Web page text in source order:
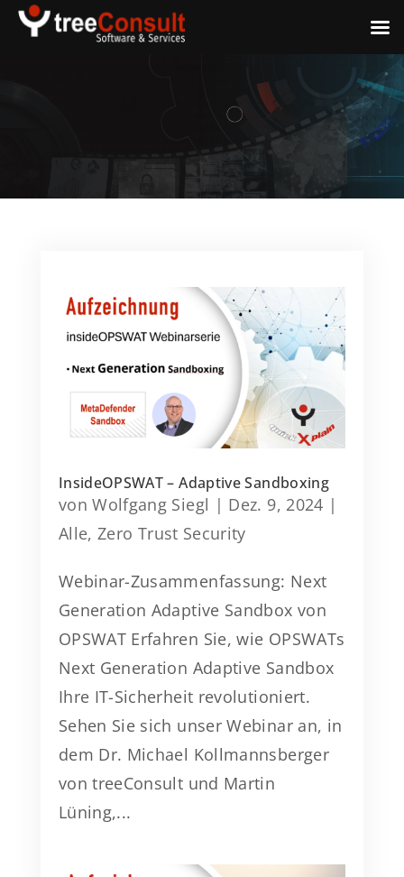
InsideOPSWAT – Adaptive Sandboxing
vonWolfgang Siegl | Dez. 9, 2024 |
Alle, Zero Trust Security
Webinar-Zusammenfassung: Next
Generation Adaptive Sandbox von
OPSWAT Erfahren Sie, wie OPSWATs
Next Generation Adaptive Sandbox
Ihre IT-Sicherheit revolutioniert.
Sehen Sie sich unser Webinar an, in
dem Dr. Michael Kollmannsberger
von treeConsult und Martin
Lüning,...